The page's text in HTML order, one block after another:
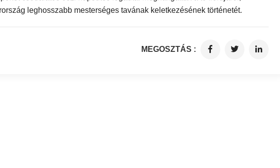
leghosszabb mesterséges tavának keletkezésének történetét.
MEGOSZTÁS :